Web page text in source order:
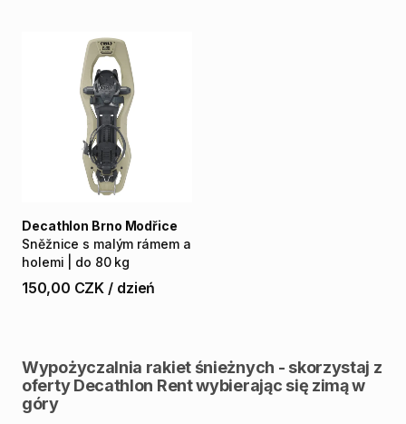
Sněžnice s malým rámem a
holemi
do 80 kg
Decathlon Brno Modřice
150,00 CZK / dzień
Wypożyczalnia rakiet śnieżnych - skorzystaj z
oferty Decathlon Rent wybierając się zimą w
góry